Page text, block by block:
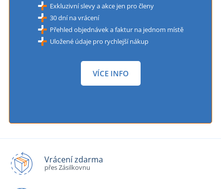
Exkluzivní slevy a akce jen pro členy
30 dní na vrácení
Přehled objednávek a faktur na jednom místě
Uložené údaje pro rychlejší nákup
VÍCE INFO
Vrácení zdarma
přes Zásilkovnu